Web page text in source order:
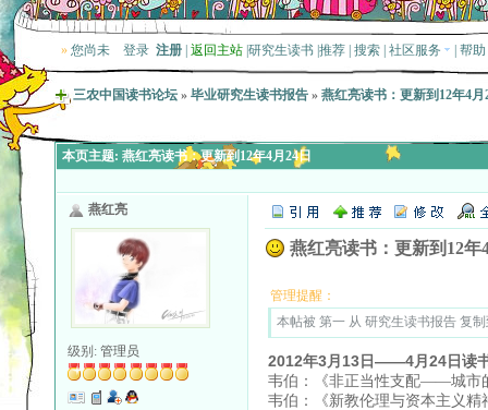
» 您尚未 登录 注册 返回主站 研究生读书 推荐 搜索 社区服务 帮助
三农中国读书论坛 » 毕业研究生读书报告 » 燕红亮读书：更新到12年4月
本页主题: 燕红亮读书：更新到12年4月24日
燕红亮
级别: 管理员
燕红亮读书：更新到12年
管理提醒：
本帖被 第一 从 研究生读书报告 复
2012年3月13日——4月24日读
韦伯：《非正当性支配——城市
韦伯：《新教伦理与资本主义精